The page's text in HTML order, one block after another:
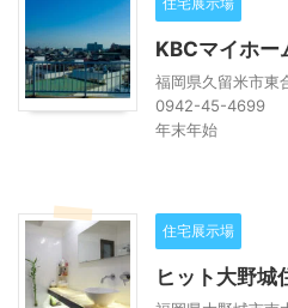
KBCマイホー
福岡県久留米市東
0942-45-4699
年末年始
住宅展示場
ヒット大野城